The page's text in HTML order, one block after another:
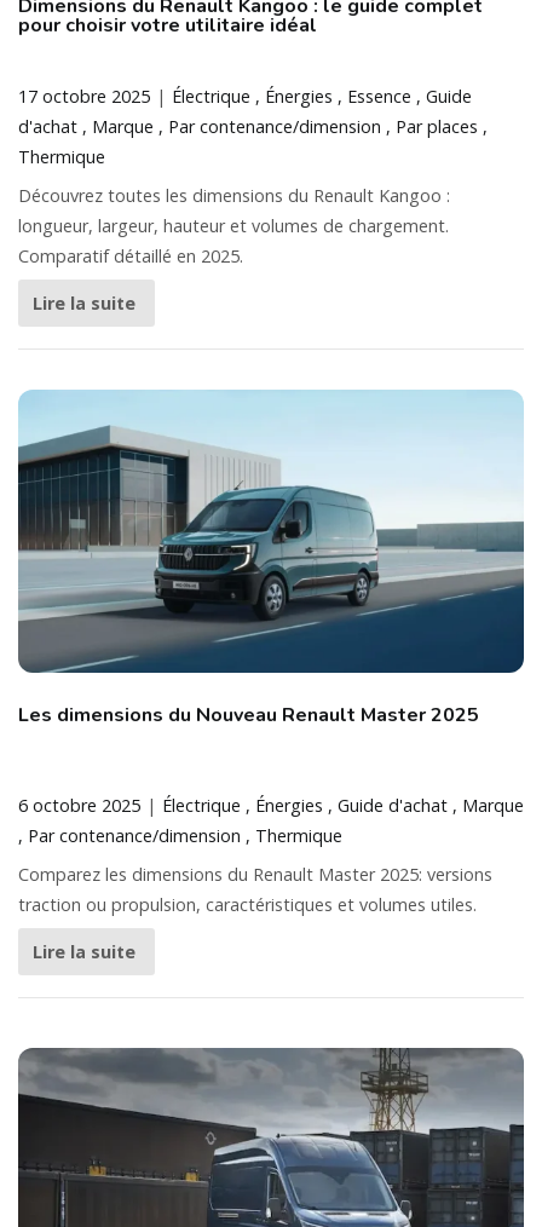
Dimensions du Renault Kangoo : le guide complet
pour choisir votre utilitaire idéal
17 octobre 2025 Électrique Énergies Essence
Guide
d'achat
Marque Par contenance/dimension
Par places
Thermique
Découvrez toutes les dimensions du Renault Kangoo :
longueur, largeur, hauteur et volumes de chargement.
Comparatif détaillé en 2025.
Lire la suite
Les dimensions du Nouveau Renault Master 2025
6 octobre 2025 Électrique Énergies Guide d'achat
Marque
Par contenance/dimension
Thermique
Comparez les dimensions du Renault Master 2025: versions
traction ou propulsion, caractéristiques et volumes utiles.
Lire la suite